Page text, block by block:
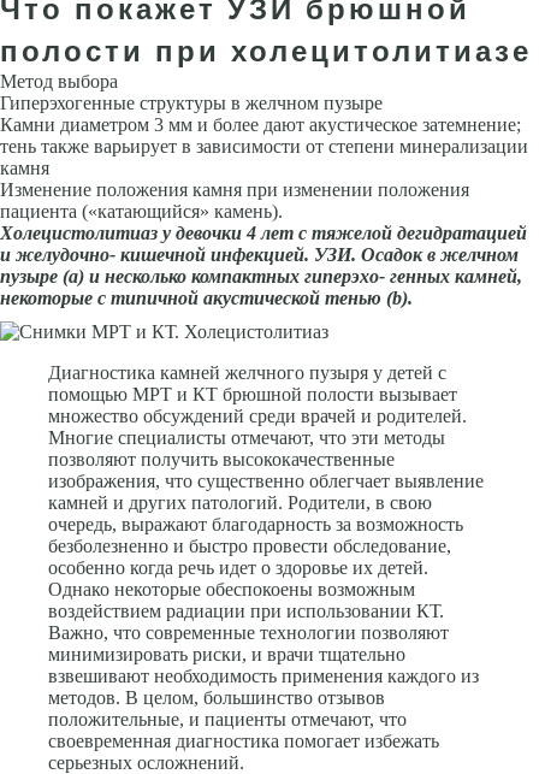
полости при холецитолитиазе
Метод выбора
Гиперэхогенные структуры в желчном пузыре
Камни диаметром 3 мм и более дают акустическое затемнение;
тень также варьи­рует в зависимости от степени минерализации
камня
Изменение положе­ния камня при изменении положения
пациента («катающийся» камень).
Холецистолитиаз у девочки 4 лет с тяжелой дегидратацией
и желудочно- кишечной инфекцией. УЗИ. Осадок в желчном
пузыре (а) и несколько компактных гиперэхо- генных камней,
некоторые с типичной акустической тенью (b).
Диагностика камней желчного пузыря у детей с
помощью МРТ и КТ брюшной полости вызывает
множество обсуждений среди врачей и родителей.
Многие специалисты отмечают, что эти методы
позволяют получить высококачественные
изображения, что существенно облегчает выявление
камней и других патологий. Родители, в свою
очередь, выражают благодарность за возможность
безболезненно и быстро провести обследование,
особенно когда речь идет о здоровье их детей.
Однако некоторые обеспокоены возможным
воздействием радиации при использовании КТ.
Важно, что современные технологии позволяют
минимизировать риски, и врачи тщательно
взвешивают необходимость применения каждого из
методов. В целом, большинство отзывов
положительные, и пациенты отмечают, что
своевременная диагностика помогает избежать
серьезных осложнений.